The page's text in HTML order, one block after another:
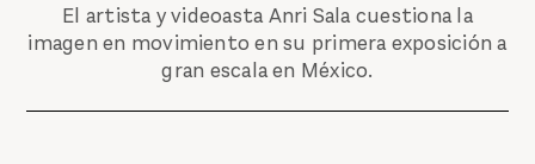
El artista y videoasta Anri Sala cuestiona la
imagen en movimiento en su primera exposición a
gran escala en México.